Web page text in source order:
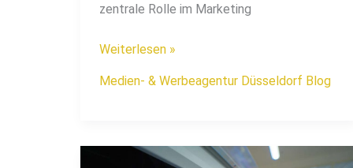
zentrale Rolle im Marketing
Weiterlesen »
Medien- & Werbeagentur Düsseldorf Blog